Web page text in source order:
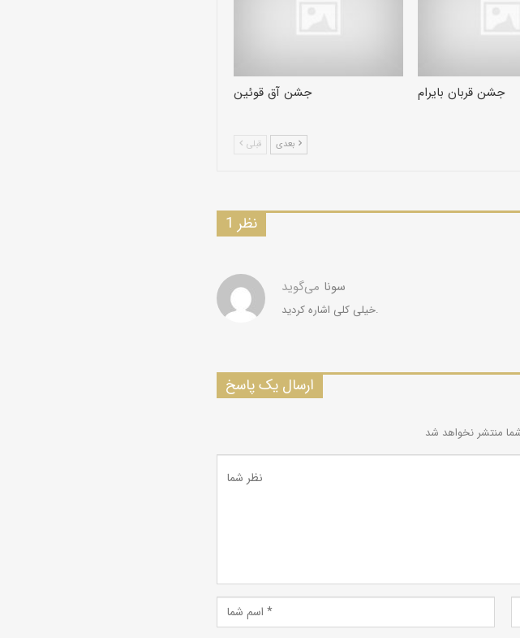
جشن آق قوئین جشن قربان بایرام
قبلی
1 نظر
سونا می‌گوید
خیلی کلی اشاره کردید.
ارسال یک پاسخ